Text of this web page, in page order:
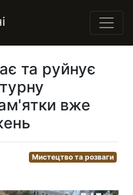
та руйнує
вже
Мистецтво та розваги